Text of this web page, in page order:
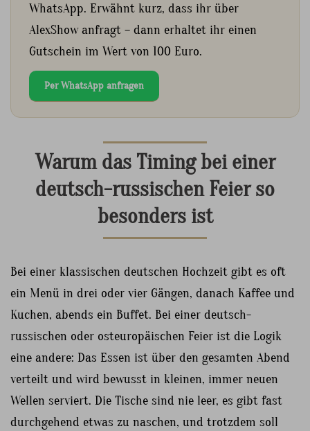
WhatsApp. Erwähnt kurz, dass ihr über
AlexShow anfragt – dann erhaltet ihr einen
Gutschein im Wert von 100 Euro.
Per WhatsApp anfragen
Warum das Timing bei einer
deutsch-russischen Feier so
besonders ist
Bei einer klassischen deutschen Hochzeit gibt es oft
ein Menü in drei oder vier Gängen, danach Kaffee und
Kuchen, abends ein Buffet. Bei einer deutsch-
russischen oder osteuropäischen Feier ist die Logik
eine andere: Das Essen ist über den gesamten Abend
verteilt und wird bewusst in kleinen, immer neuen
Wellen serviert. Die Tische sind nie leer, es gibt fast
durchgehend etwas zu naschen, und trotzdem soll